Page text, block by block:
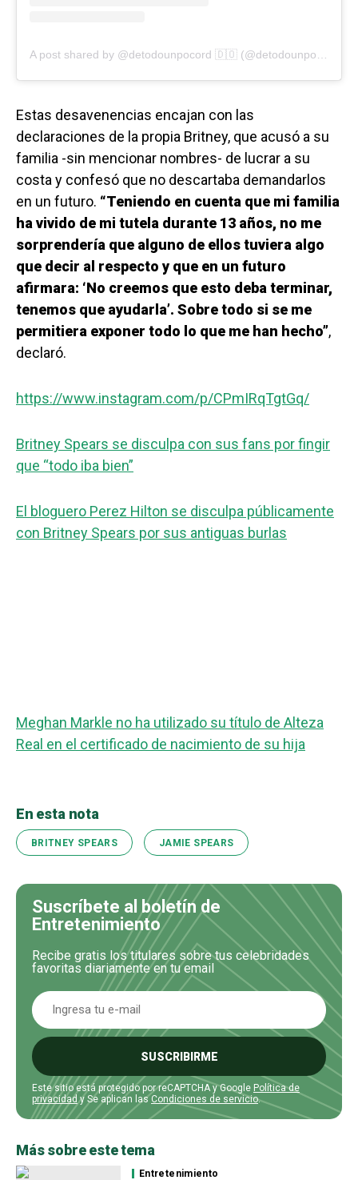
Estas desavenencias encajan con las
declaraciones de la propia Britney, que acusó a su
familia -sin mencionar nombres- de lucrar a su
costa y confesó que no descartaba demandarlos
en un futuro. “Teniendo en cuenta que mi familia
ha vivido de mi tutela durante 13 años, no me
sorprendería que alguno de ellos tuviera algo
que decir al respecto y que en un futuro
afirmara: ‘No creemos que esto deba terminar,
tenemos que ayudarla’. Sobre todo si se me
permitiera exponer todo lo que me han hecho”,
declaró.
https://www.instagram.com/p/CPmIRqTgtGq/
Britney Spears se disculpa con sus fans por fingir
que “todo iba bien”
El bloguero Perez Hilton se disculpa públicamente
con Britney Spears por sus antiguas burlas
Meghan Markle no ha utilizado su título de Alteza
Real en el certificado de nacimiento de su hija
En esta nota
BRITNEY SPEARS JAMIE SPEARS
Suscríbete al boletín de
Entretenimiento
Recibe gratis los titulares sobre tus celebridades
favoritas diariamente en tu email
SUSCRIBIRME
Este sitio está protegido por reCAPTCHA y Google Política de
privacidad y Se aplican lasCondiciones de servicio.
Más sobre este tema
Entretenimiento